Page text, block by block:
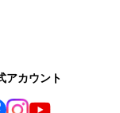
アカウント